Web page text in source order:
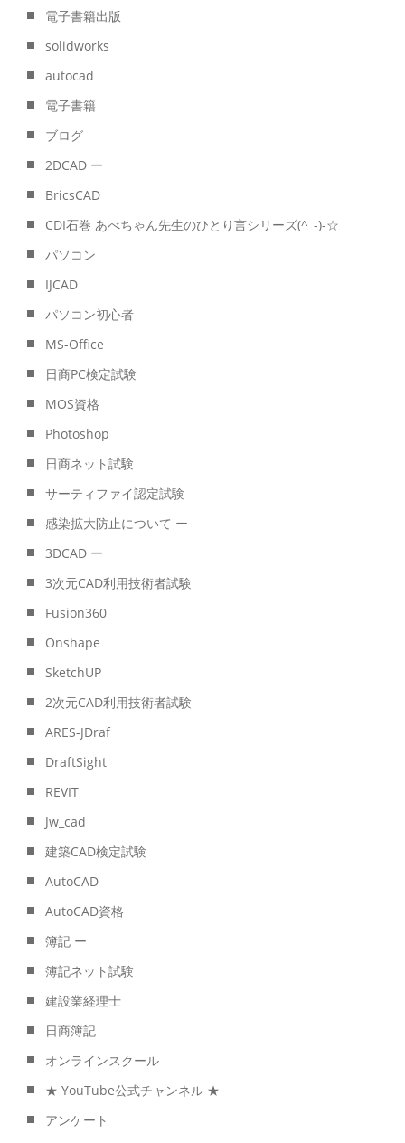
電子書籍出版
solidworks
autocad
電子書籍
ブログ
2DCAD ー
BricsCAD
CDI石巻 あべちゃん先生のひとり言シリーズ(^_-)-☆
パソコン
IJCAD
パソコン初心者
MS-Office
日商PC検定試験
MOS資格
Photoshop
日商ネット試験
サーティファイ認定試験
感染拡大防止について ー
3DCAD ー
3次元CAD利用技術者試験
Fusion360
Onshape
SketchUP
2次元CAD利用技術者試験
ARES-JDraf
DraftSight
REVIT
Jw_cad
建築CAD検定試験
AutoCAD
AutoCAD資格
簿記 ー
簿記ネット試験
建設業経理士
日商簿記
オンラインスクール
★ YouTube公式チャンネル ★
アンケート